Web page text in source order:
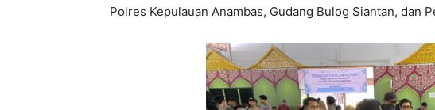
Polres Kepulauan Anambas, Gudang Bulog Siantan, dan